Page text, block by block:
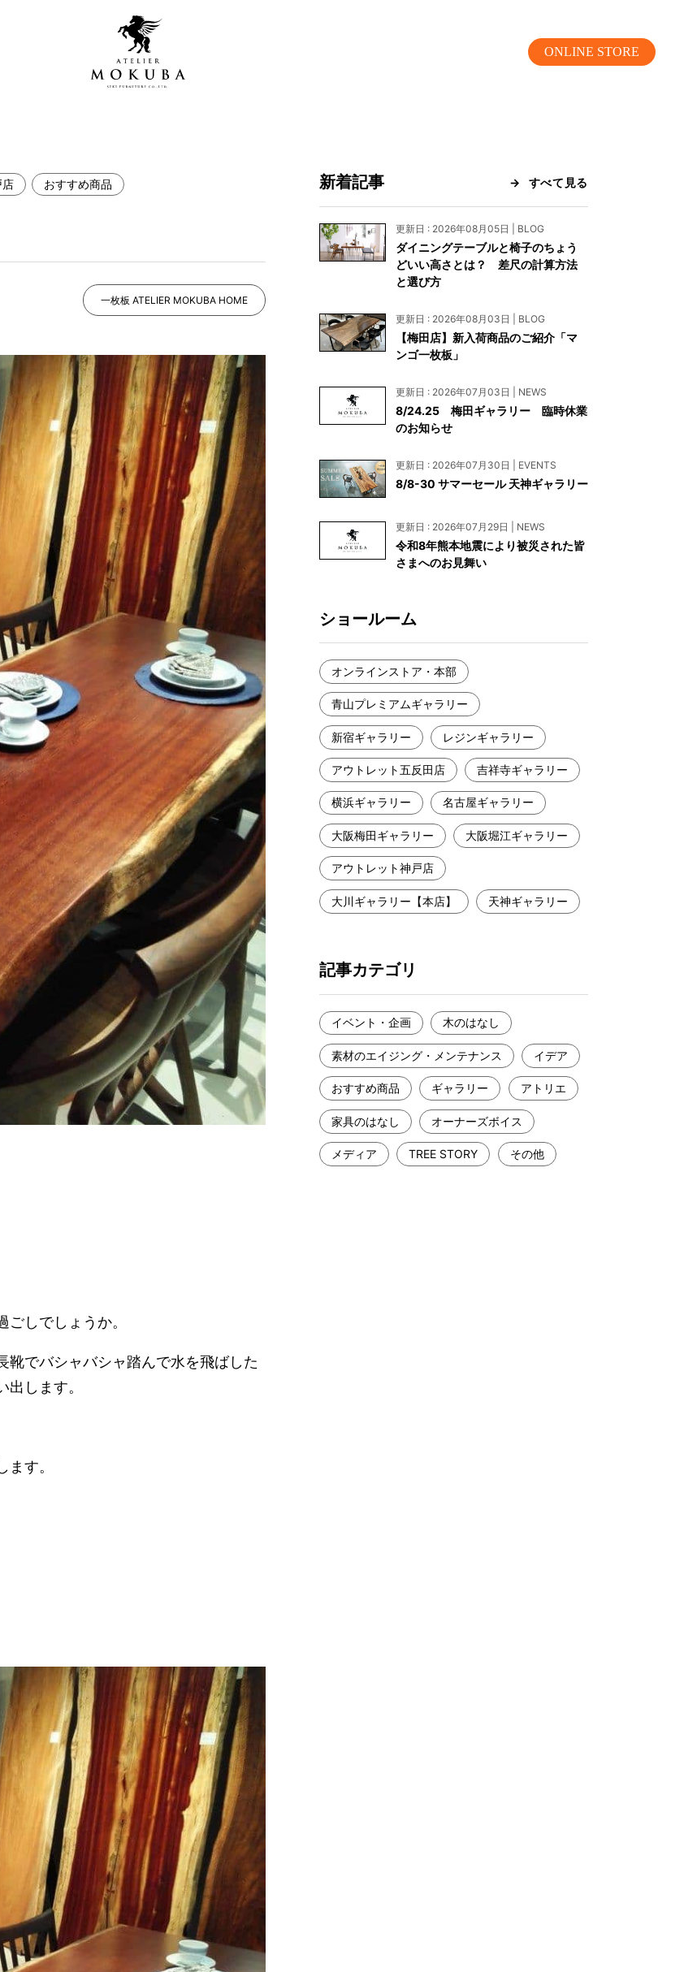
ONLINE STORE
ラリー
ラリー
ャラリー
ット神戸店
ラリー【本店】
リー
ラインストア
タログ
納品事例
納品事例（住宅・インテリア）
納品事例（店舗・オフィス）
お客様の声
コーディネート集
INFORMATION
NEWS
EVENT
BLOG
メディア美術協力実績
よくあるご質問
お問い合わせ
資料請求
工務店様・設計会社様向けお問い合わせ
一枚板買い取りに関して
店 おすすめ商品
一枚板 ATELIER MOKUBA HOME
しでしょうか。
靴でバシャバシャ踏んで水を飛ばした
します。
す。
新着記事 すべて見る
更新日 : 2026年08月05日 | BLOG
ダイニングテーブルと椅子のちょう
どいい高さとは？ 差尺の計算方法
と選び方
更新日 : 2026年08月03日 | BLOG
【梅田店】新入荷商品のご紹介「マ
ンゴ一枚板」
更新日 : 2026年07月03日 | NEWS
8/24.25 梅田ギャラリー 臨時休業
のお知らせ
更新日 : 2026年07月30日 | EVENTS
8/8-30 サマーセール 天神ギャラリー
更新日 : 2026年07月29日 | NEWS
令和8年熊本地震により被災された皆
さまへのお見舞い
ショールーム
オンラインストア・本部
青山プレミアムギャラリー
新宿ギャラリー レジンギャラリー
アウトレット五反田店 吉祥寺ギャラリー
横浜ギャラリー 名古屋ギャラリー
大阪梅田ギャラリー 大阪堀江ギャラリー
アウトレット神戸店
大川ギャラリー【本店】 天神ギャラリー
記事カテゴリ
イベント・企画 木のはなし
素材のエイジング・メンテナンス イデア
おすすめ商品 ギャラリー アトリエ
家具のはなし オーナーズボイス
メディア TREE STORY その他